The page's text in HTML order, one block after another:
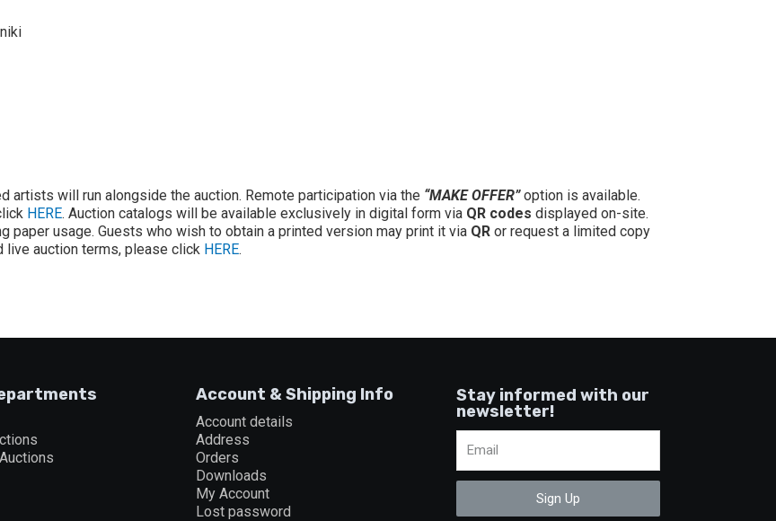
artists will run alongside the auction. Remote participation via the “MAKE OFFER”option is available.
HERE. Auction catalogs will be available exclusively in digital form via QR codes displayed on-site.
paper usage. Guests who wish to obtain a printed version may print it via QR or request a limited copy
live auction terms, please click HERE.
Account & Shipping Info
Account details
Address
Orders
Downloads
My Account
Lost password
Stay informed with our
newsletter!
Sign Up